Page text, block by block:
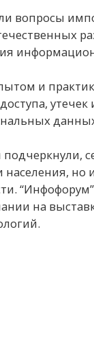
вопросы
и
населения,
на